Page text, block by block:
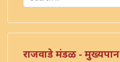
राजवाडे मंडळ - मुख्यपान